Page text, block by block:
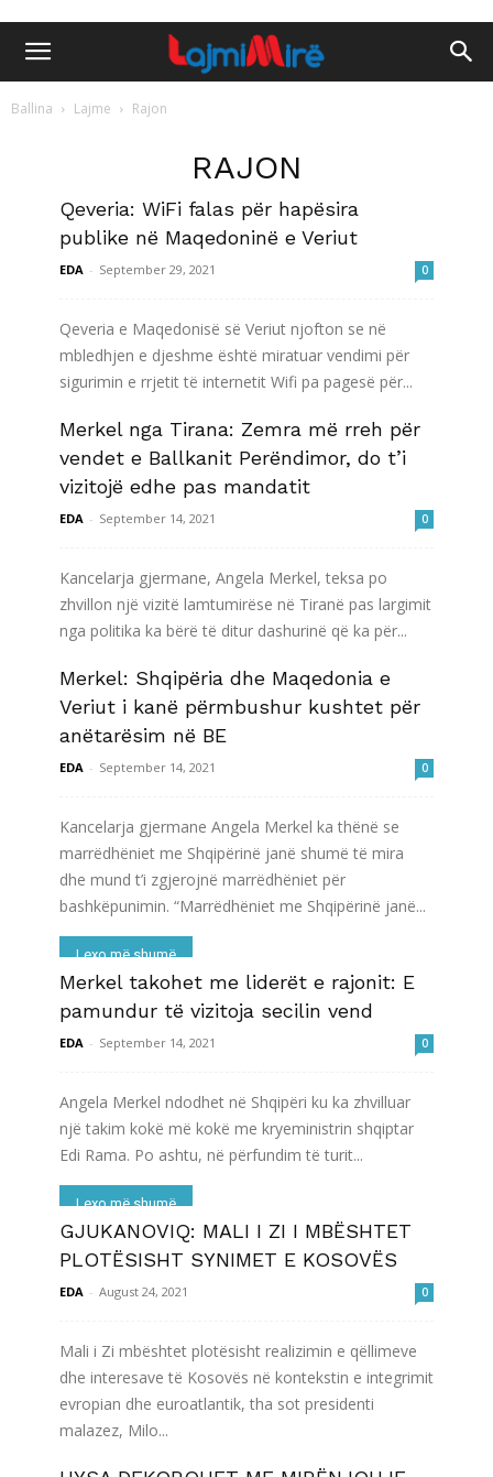
Ballina Lajme Rajon
RAJON
Qeveria: WiFi falas për hapësira
publike në Maqedoninë e Veriut
EDA - September 29, 2021 0
Qeveria e Maqedonisë së Veriut njofton se në
mbledhjen e djeshme është miratuar vendimi për
sigurimin e rrjetit të internetit Wifi pa pagesë për...
Lexo më shumë
Merkel nga Tirana: Zemra më rreh për
vendet e Ballkanit Perëndimor, do t’i
vizitojë edhe pas mandatit
EDA - September 14, 2021 0
Kancelarja gjermane, Angela Merkel, teksa po
zhvillon një vizitë lamtumirëse në Tiranë pas largimit
nga politika ka bërë të ditur dashurinë që ka për...
Lexo më shumë
Merkel: Shqipëria dhe Maqedonia e
Veriut i kanë përmbushur kushtet për
anëtarësim në BE
EDA - September 14, 2021 0
Kancelarja gjermane Angela Merkel ka thënë se
marrëdhëniet me Shqipërinë janë shumë të mira
dhe mund t’i zgjerojnë marrëdhëniet për
bashkëpunimin. “Marrëdhëniet me Shqipërinë janë...
Lexo më shumë
Merkel takohet me liderët e rajonit: E
pamundur të vizitoja secilin vend
EDA - September 14, 2021 0
Angela Merkel ndodhet në Shqipëri ku ka zhvilluar
një takim kokë më kokë me kryeministrin shqiptar
Edi Rama. Po ashtu, në përfundim të turit...
Lexo më shumë
GJUKANOVIQ: MALI I ZI I MBËSHTET
PLOTËSISHT SYNIMET E KOSOVËS
EDA - August 24, 2021 0
​​​​​​​Mali i Zi mbështet plotësisht realizimin e qëllimeve
dhe interesave të Kosovës në kontekstin e integrimit
evropian dhe euroatlantik, tha sot presidenti
malazez, Milo...